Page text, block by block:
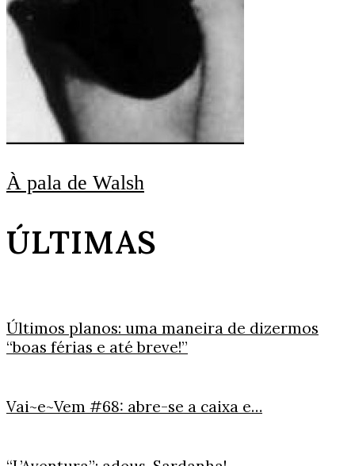
À pala de Walsh
ÚLTIMAS
Últimos planos: uma maneira de dizermos
“boas férias e até breve!”
Vai~e~Vem #68: abre-se a caixa e…